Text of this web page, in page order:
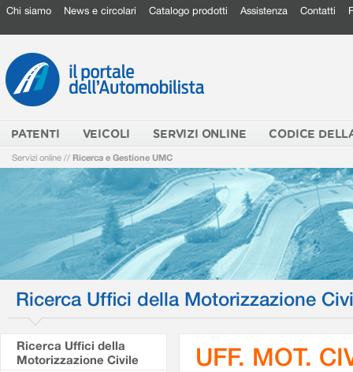
Chi siamo News e circolari Catalogo prodotti Assistenza Contatti
PATENTI VEICOLI SERVIZI ONLINE CODICE
Servizi online // Ricerca e Gestione UMC
Ricerca Uffici della Motorizzazione
Ricerca Uffici della
Motorizzazione Civile
UFF. MOT.